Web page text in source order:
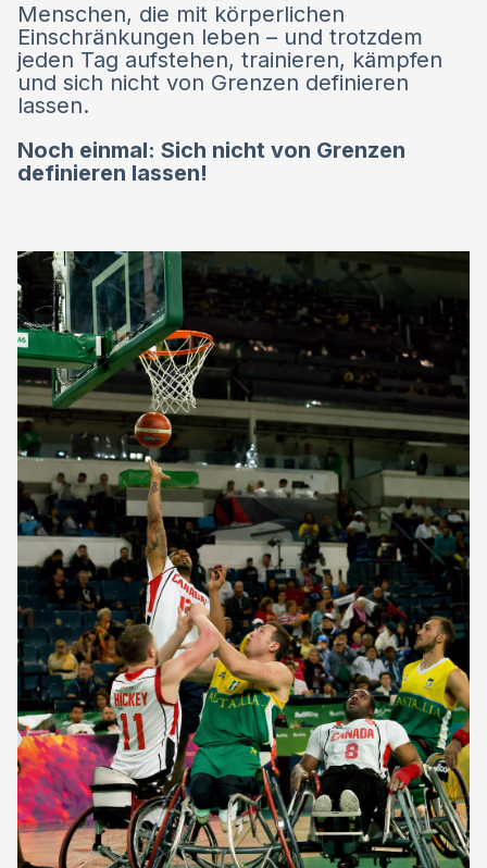
Menschen, die mit körperlichen
Einschränkungen leben – und trotzdem
jeden Tag aufstehen, trainieren, kämpfen
und sich nicht von Grenzen definieren
lassen.
Noch einmal: Sich nicht von Grenzen
definieren lassen!